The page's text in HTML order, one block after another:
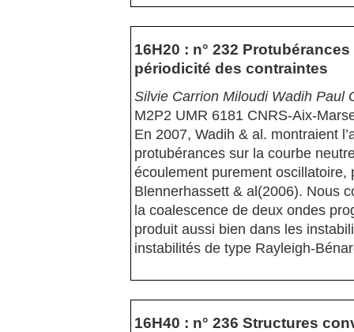
16H20 : n° 232
périodicité des contraintes
Silvie Carrion Miloudi Wadih Paul
M2P2 UMR 6181 CNRS-Aix-
En 2007, Wadih & al. montraient
protubérances sur la courbe
écoulement purement
Blennerhassett & al(2006). Nous
la coalescence de deux ondes
produit aussi bien dans les
instabilités de type Rayleigh-
16H40 : n° 236 Structures